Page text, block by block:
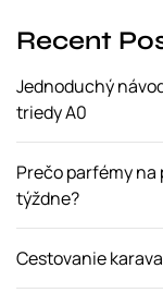
Recent
Jednoduchý
triedy A0
Prečo parfémy
týždne?
Cestovanie